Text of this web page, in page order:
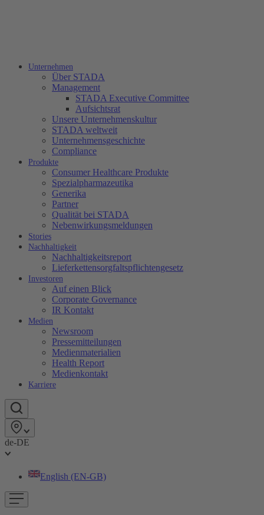
Unternehmen
Über STADA
Management
STADA Executive Committee
Aufsichtsrat
Unsere Unternehmenskultur
STADA weltweit
Unternehmensgeschichte
Compliance
Produkte
Consumer Healthcare Produkte
Spezialpharmazeutika
Generika
Partner
Qualität bei STADA
Nebenwirkungsmeldungen
Stories
Nachhaltigkeit
Nachhaltigkeitsreport
Lieferkettensorgfaltspflichtengesetz
Investoren
Auf einen Blick
Corporate Governance
IR Kontakt
Medien
Newsroom
Pressemitteilungen
Medienmaterialien
Health Report
Medienkontakt
Karriere
de-DE
English (EN-GB)